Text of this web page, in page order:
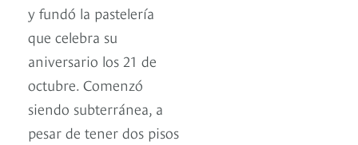
y fundó la pastelería
que celebra su
aniversario los 21 de
octubre. Comenzó
siendo subterránea, a
pesar de tener dos pisos